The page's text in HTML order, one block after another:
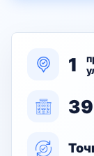
1
39